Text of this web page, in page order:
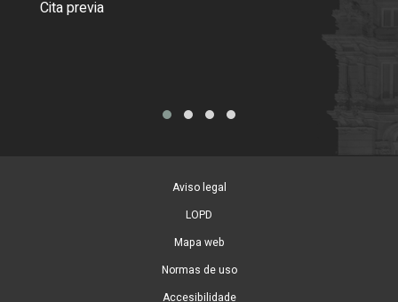
Cita previa
Aviso legal
LOPD
Mapa web
Normas de uso
Accesibilidade